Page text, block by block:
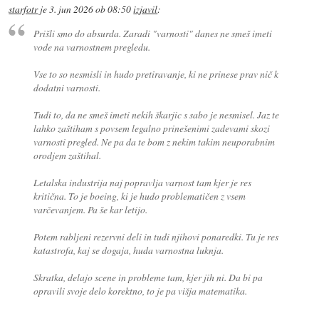
starfotrje3. jun 2026 ob 08:50izjavil:
Prišli smo do absurda. Zaradi "varnosti" danes ne smeš imeti
vode na varnostnem pregledu.
Vse to so nesmisli in hudo pretiravanje, ki ne prinese prav nič k
dodatni varnosti.
Tudi to, da ne smeš imeti nekih škarjic s sabo je nesmisel. Jaz te
lahko zaštiham s povsem legalno prinešenimi zadevami skozi
varnosti pregled. Ne pa da te bom z nekim takim neuporabnim
orodjem zaštihal.
Letalska industrija naj popravlja varnost tam kjer je res
kritična. To je boeing, ki je hudo problematičen z vsem
varčevanjem. Pa še kar letijo.
Potem rabljeni rezervni deli in tudi njihovi ponaredki. Tu je res
katastrofa, kaj se dogaja, huda varnostna luknja.
Skratka, delajo scene in probleme tam, kjer jih ni. Da bi pa
opravili svoje delo korektno, to je pa višja matematika.